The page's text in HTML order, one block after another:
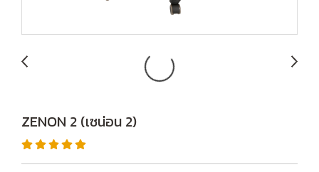
ZENON 2 (เซน่อน 2)